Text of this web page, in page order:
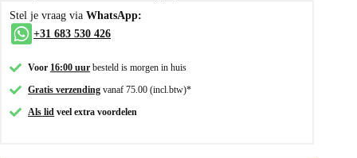
Stel je vraag via WhatsApp:
+31 683 530 426
Voor 16:00 uur besteld is morgen in huis
Gratis verzending vanaf 75.00 (incl.btw)*
Als lid veel extra voordelen